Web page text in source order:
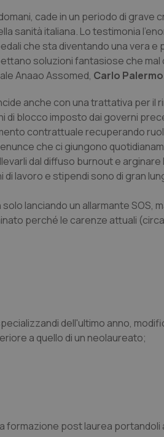
cade in un periodo di
sanità italiana. Lo testimonia
che sta diventando una vera
soluzioni fantasiose che
Anaao Assomed, Carlo
anche con una trattativa per il
di blocco imposto dai governi
contrattuale recuperando
che ci giungono
dal diffuso burnout e
lavoro e stipendi sono di gran
lanciando un allarmante
perché le carenze attuali
dell'ultimo anno,
a quello di un neolaureato;
post laurea portandoli